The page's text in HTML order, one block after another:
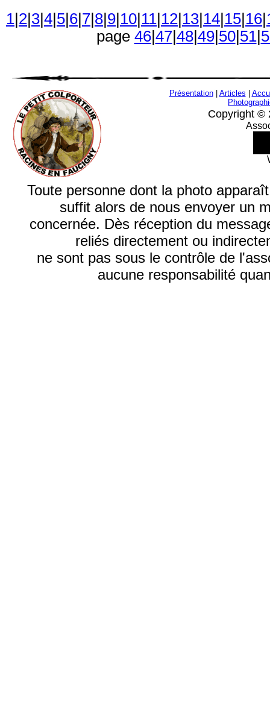
1 2 3 4 5 6 7 8 9 10 11 12 13 14 15 16
page 46| 47| 48| 49| 50| 51|
Présentation| Articles
Copyright ©
Toute personne dont la photo
suffit alors de nous envoyer un
concernée. Dès réception du
reliés directement ou
ne sont pas sous le contrôle de
aucune responsabilité